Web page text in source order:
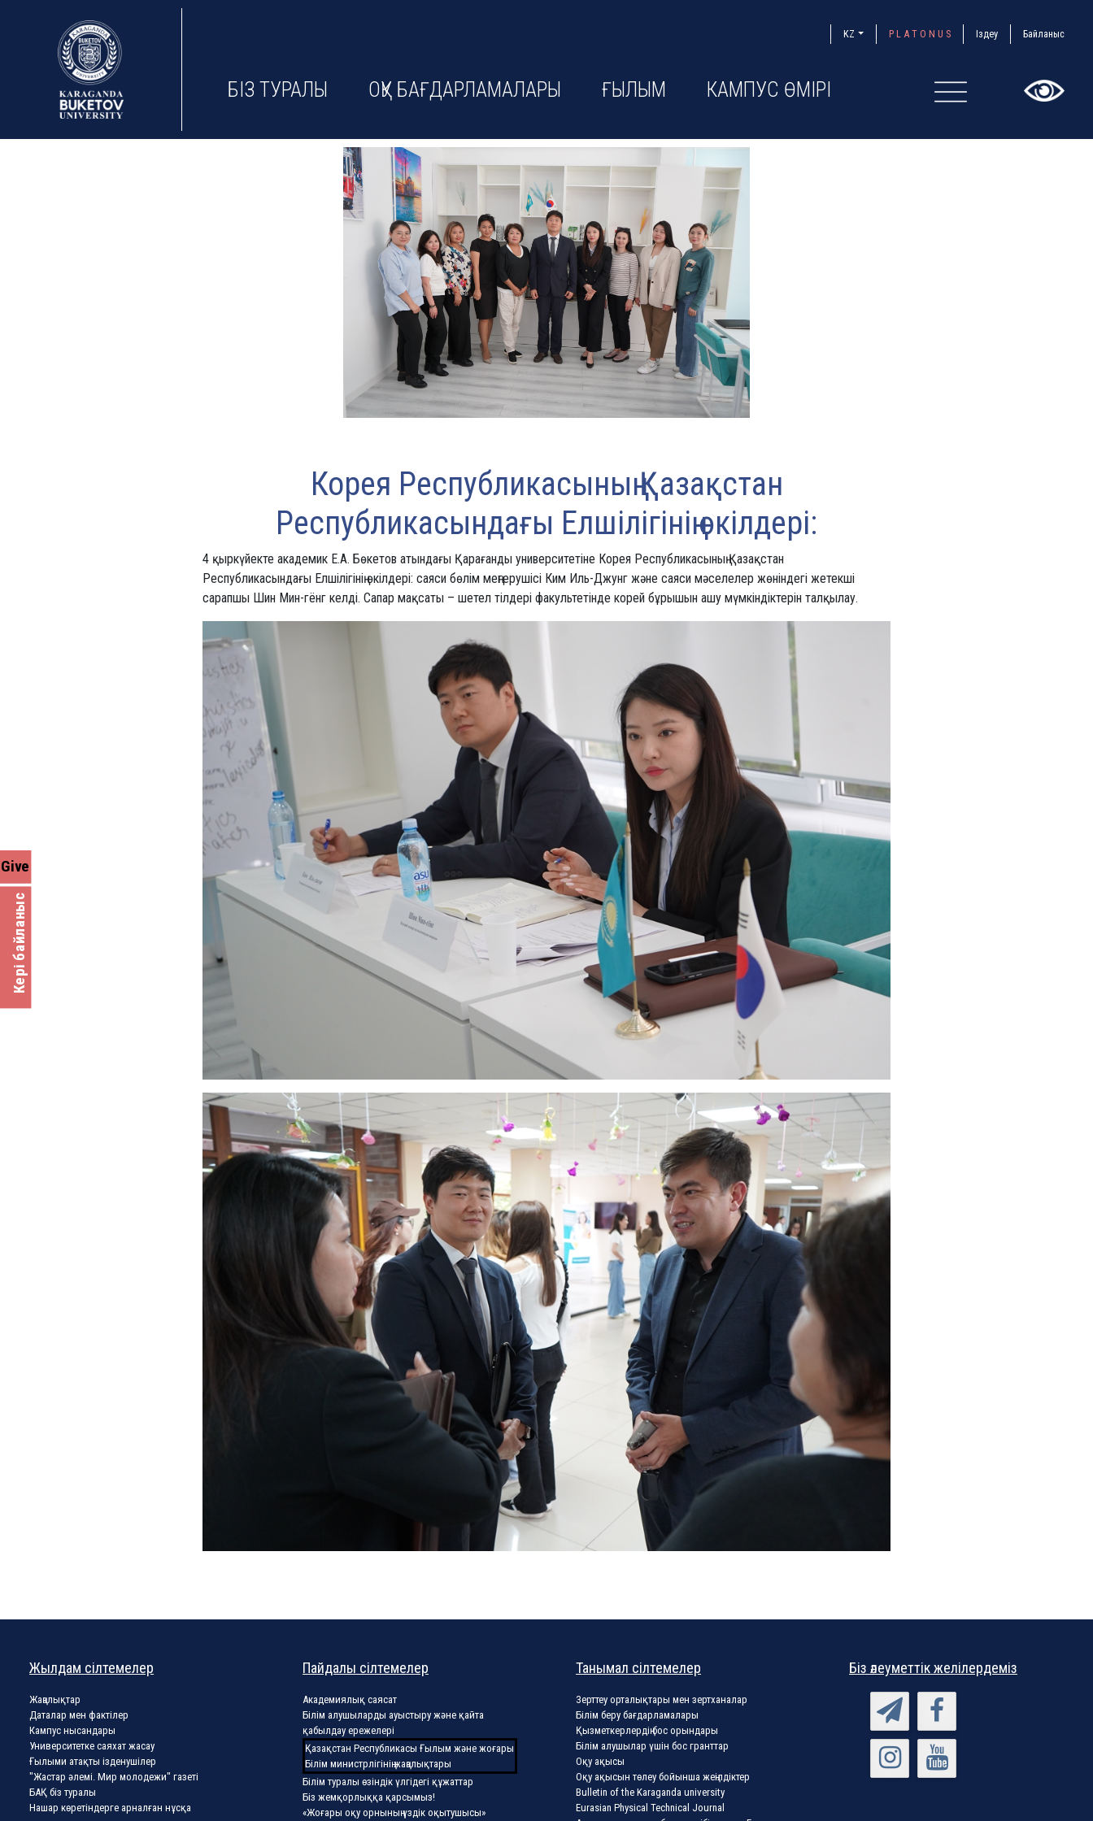
KZ P L A T O N U S Іздеу Байланыс
Кері байланыс
Give
БІЗ ТУРАЛЫ ОҚУ БАҒДАРЛАМАЛАРЫ ҒЫЛЫМ КАМПУС ӨМІРІ
Корея Республикасының Қазақстан
Республикасындағы Елшілігінің өкілдері:
4 қыркүйекте академик Е.А. Бөкетов атындағы Қарағанды университетіне Корея Республикасының Қазақстан
Республикасындағы Елшілігінің өкілдері: саяси бөлім меңгерушісі Ким Иль-Джунг және саяси мәселелер жөніндегі жетекші
сарапшы Шин Мин-гёнг келді. Сапар мақсаты – шетел тілдері факультетінде корей бұрышын ашу мүмкіндіктерін талқылау.
Жылдам сілтемелер
Жаңалықтар
Даталар мен фактілер
Кампус нысандары
Университетке саяхат жасау
Ғылыми атақты ізденушілер
"Жастар әлемі. Мир молодежи" газеті
БАҚ біз туралы
Нашар көретіндерге арналған нұсқа
Пайдалы сілтемелер
Академиялық саясат
Білім алушыларды ауыстыру және қайта
қабылдау ережелері
Қазақстан Республикасы Ғылым және жоғары
Білім министрлігінің жаңалықтары
Білім туралы өзіндік үлгідегі құжаттар
Біз жемқорлыққа қарсымыз!
«Жоғары оқу орнының үздік оқытушысы»
Танымал сілтемелер
Зерттеу орталықтары мен зертханалар
Білім беру бағдарламалары
Қызметкерлердің бос орындары
Білім алушылар үшін бос гранттар
Оқу ақысы
Оқу ақысын төлеу бойынша жеңілдіктер
Bulletin of the Karaganda university
Eurasian Physical Technical Journal
Біз әлеуметтік желілердеміз